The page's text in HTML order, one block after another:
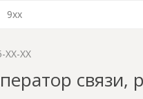
9xx
XX-XX
связи,